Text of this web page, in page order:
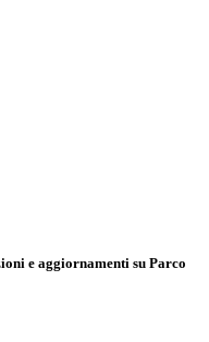
e aggiornamenti su Parco